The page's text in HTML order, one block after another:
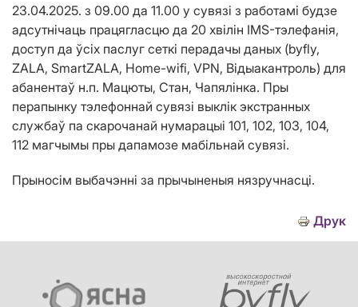
23.04.2025. з 09.00 да 11.00 у сувязі з работамі будзе
адсутнічаць працягласцю да 20 хвілін IMS-тэлефанія,
доступ да ўсіх паслуг сеткі перадачы даных (byfly,
ZALA, SmartZALA, Home-wifi, VPN, Вiдыакантроль) для
абанентаў н.п. Мацюты, Стан, Чапялiнка. Пры
перапынку тэлефоннай сувязі выклік экстранных
службаў па скарочанай нумарацыі 101, 102, 103, 104,
112 магчымы пры дапамозе мабільнай сувязі.
Прыносім выбачэнні за прычыненыя нязручнасці.
Друк